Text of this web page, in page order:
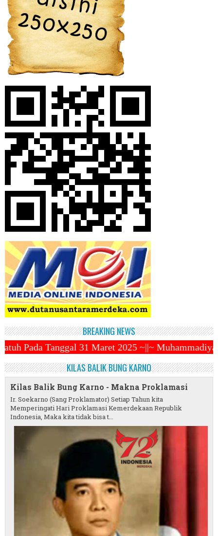
BREAKING NEWS
2025 ~||~ Muhammadiyah Luncurkan
KILAS BALIK BUNG KARNO
Kilas Balik Bung Karno - Makna Proklamasi
Ir. Soekarno (Sang Proklamator) Setiap Tahun kita
Memperingati Hari Proklamasi Kemerdekaan Republik
Indonesia, Maka kita tidak bisa t...